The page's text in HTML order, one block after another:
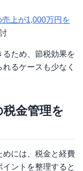
売上が1,000万円を
ため、節税効果を
るケースも少なく
金管理を
めには、税金と経費
ントを整理すると